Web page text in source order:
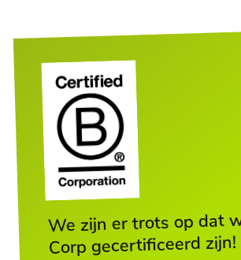
We zijn er trots op dat
Corp gecertificeerd zijn!